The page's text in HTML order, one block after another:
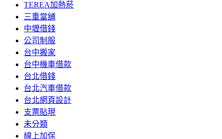
TEREA加熱菸
三重當舖
中壢借錢
公司制服
台中搬家
台中機車借款
台北借錢
台北汽車借款
台北網頁設計
支票貼現
未分類
線上加保